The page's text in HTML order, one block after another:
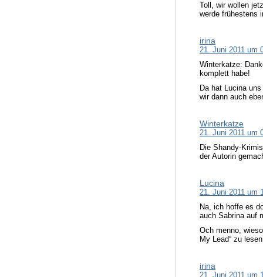
Toll, wir wollen
werde frühestens
irina
21. Juni 2011 um
Winterkatze:
komplett habe!
Da hat Lucina
wir dann auch
Winterkatze
21. Juni 2011 um
Die Shandy-
der Autorin
Lucina
21. Juni 2011 um
Na, ich hoffe es
auch Sabrina auf
Och menno,
My Lead“ zu
irina
21. Juni 2011 um